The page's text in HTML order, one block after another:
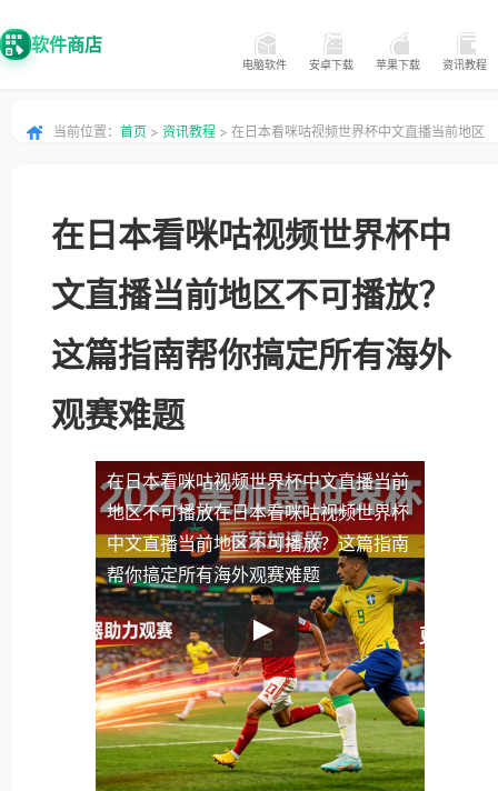
软件商店
电脑软件 安卓下载 苹果下载 资讯教程
当前位置： 首页 > 资讯教程 > 在日本看咪咕视频世界杯中文直播当前地区
在日本看咪咕视频世界杯中
文直播当前地区不可播放？
这篇指南帮你搞定所有海外
观赛难题
在日本看咪咕视频世界杯中文直播当前
地区不可播放在日本看咪咕视频世界杯
中文直播当前地区不可播放？这篇指南
帮你搞定所有海外观赛难题